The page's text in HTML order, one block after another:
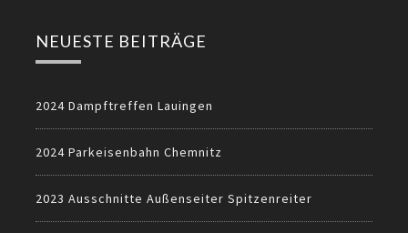
NEUESTE BEITRÄGE
2024 Dampftreffen Lauingen
2024 Parkeisenbahn Chemnitz
2023 Ausschnitte Außenseiter Spitzenreiter